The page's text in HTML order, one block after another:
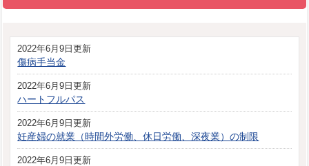
2022年6月9日更新
傷病手当金
2022年6月9日更新
ハートフルパス
2022年6月9日更新
妊産婦の就業（時間外労働、休日労働、深夜業）の制限
2022年6月9日更新